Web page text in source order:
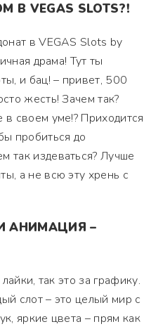
VEGAS SLOTS?!
в VEGAS Slots by
драма! Тут ты
и бац! – привет, 500
жесть! Зачем так?
своем уме!? Приходится
пробиться до
так издеваться? Лучше
а не всю эту хрень с
АНИМАЦИЯ –
так это за графику.
слот – это целый мир с
яркие цвета – прям как